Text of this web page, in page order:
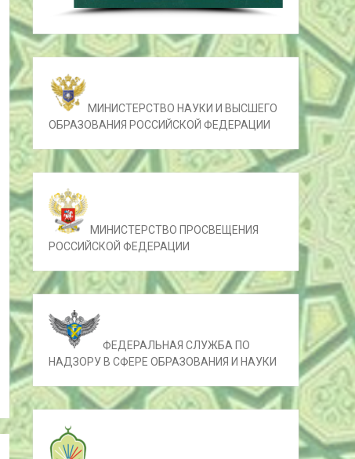
МИНИСТЕРСТВО НАУКИ И ВЫСШЕГО
ОБРАЗОВАНИЯ РОССИЙСКОЙ ФЕДЕРАЦИИ
МИНИСТЕРСТВО ПРОСВЕЩЕНИЯ
РОССИЙСКОЙ ФЕДЕРАЦИИ
ФЕДЕРАЛЬНАЯ СЛУЖБА ПО
НАДЗОРУ В СФЕРЕ ОБРАЗОВАНИЯ И НАУКИ